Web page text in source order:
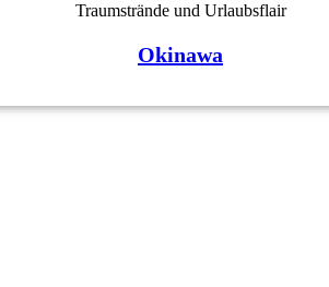
Traumstrände und Urlaubsflair
Okinawa